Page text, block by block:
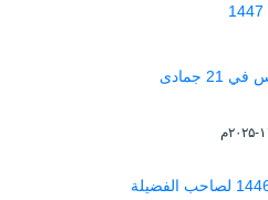
شرح كتاب الداء والدواء بدأ الدرس في 21 جمادى
شرح نواقض الإسلام في شوال 1446 لصاحب الفضيلة